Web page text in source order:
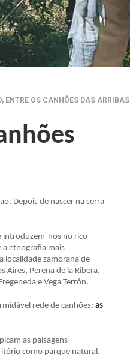
ENTRE OS CANHÕES DAS ARRIBAS
Depois de nascer na serra
introduzem-nos no rico
etnografia mais
localidade zamorana de
Aires, Pereña de la Ribera,
e Vega Terrón.
rede de canhões: as
as paisagens
como parque natural.